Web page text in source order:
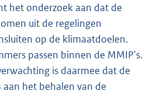
het onderzoek aan dat de
uit de regelingen
op de klimaatdoelen.
passen binnen de MMIP's.
is daarmee dat de
het behalen van de